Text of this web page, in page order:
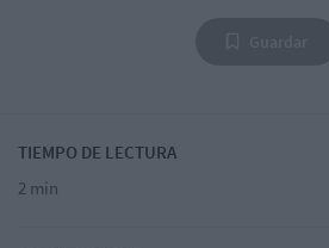
TIEMPO DE LECTURA
2 min